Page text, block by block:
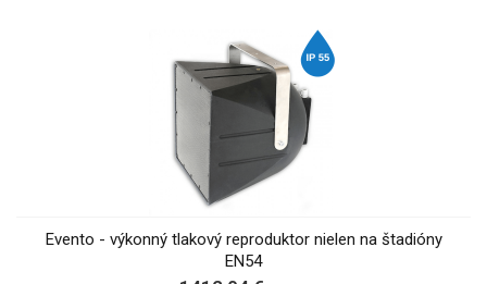
Evento - výkonný tlakový reproduktor nielen na štadióny
EN54